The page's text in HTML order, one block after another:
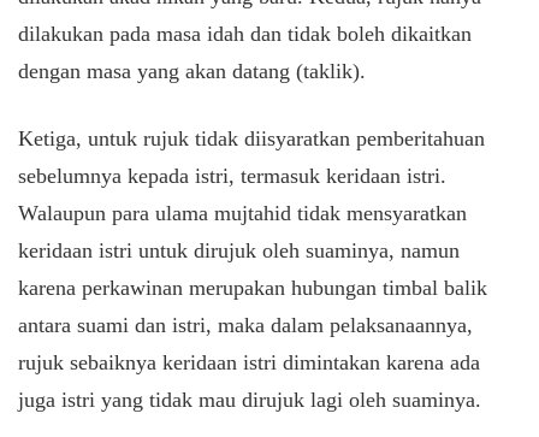
dilakukan pada masa idah dan tidak boleh dikaitkan
dengan masa yang akan datang (taklik).
Ketiga, untuk rujuk tidak diisyaratkan pemberitahuan
sebelumnya kepada istri, termasuk keridaan istri.
Walaupun para ulama mujtahid tidak mensyaratkan
keridaan istri untuk dirujuk oleh suaminya, namun
karena perkawinan merupakan hubungan timbal balik
antara suami dan istri, maka dalam pelaksanaannya,
rujuk sebaiknya keridaan istri dimintakan karena ada
juga istri yang tidak mau dirujuk lagi oleh suaminya.